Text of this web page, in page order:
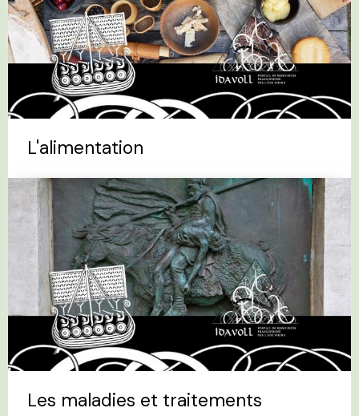
L'alimentation
Les maladies et traitements